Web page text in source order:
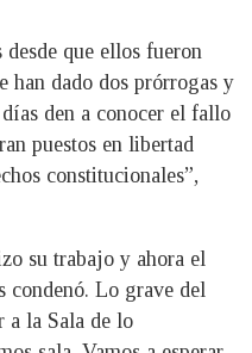
desde que ellos fueron
han dado dos prórrogas y
den a conocer el fallo
puestos en libertad
constitucionales”,
su trabajo y ahora el
condenó. Lo grave del
a la Sala de lo